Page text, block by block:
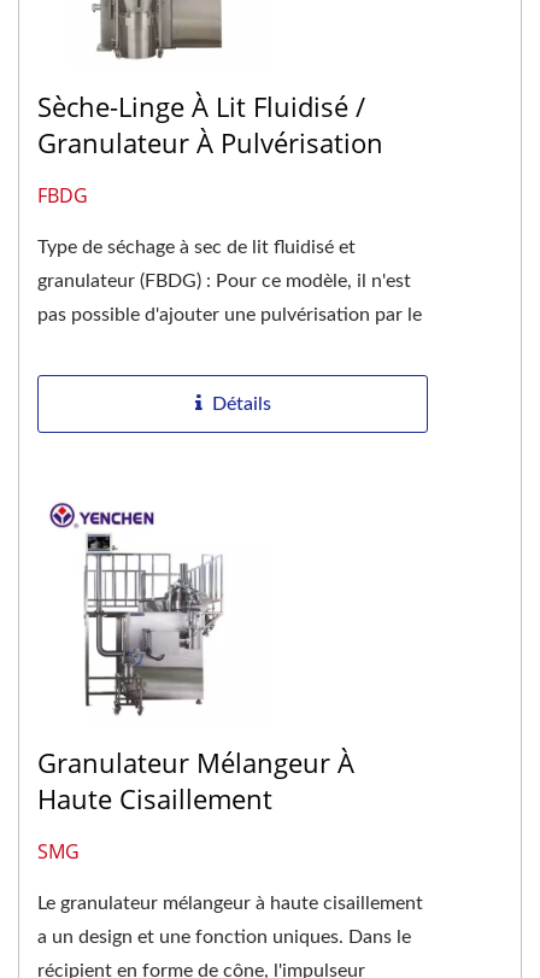
Sèche-Linge À Lit Fluidisé /
Granulateur À Pulvérisation
FBDG
Type de séchage à sec de lit fluidisé et
granulateur (FBDG) : Pour ce modèle, il n'est
pas possible d'ajouter une pulvérisation par le
Détails
Granulateur Mélangeur À
Haute Cisaillement
SMG
Le granulateur mélangeur à haute cisaillement
a un design et une fonction uniques. Dans le
récipient en forme de cône, l'impulseur